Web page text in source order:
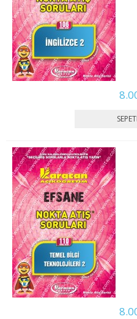
1. SINIF 1. YARIYIL İKTİSAT
1. SINIF 2. YARIYIL İKTİSAT
2. SINIF 3. YARIYIL İKTİSAT
2. SINIF 4. YARIYIL
3. SINIF 6. YARIYIL İKTİSAT
4. SINIF 7. YARIYIL İKTİSAT
4. SINIF 8. YARIYIL İKTİSAT
KAMU YÖNETİMİ
1. SINIF 1. YARIYIL KAMU
1. SINIF 2. YARIYIL KAMU